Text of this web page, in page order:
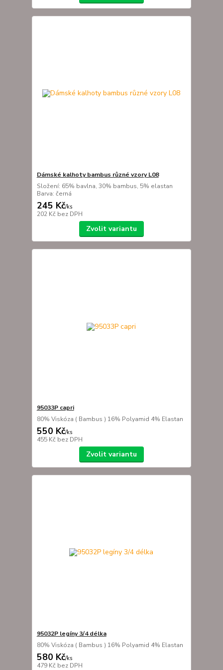
Dámské kalhoty bambus různé vzory L08
Složení: 65% bavlna, 30% bambus, 5% elastan
Barva: černá
245 Kč/ks
202 Kč bez DPH
Zvolit variantu
95033P capri
80% Viskóza ( Bambus ) 16% Polyamid 4% Elastan
550 Kč/ks
455 Kč bez DPH
Zvolit variantu
95032P legíny 3/4 délka
80% Viskóza ( Bambus ) 16% Polyamid 4% Elastan
580 Kč/ks
479 Kč bez DPH